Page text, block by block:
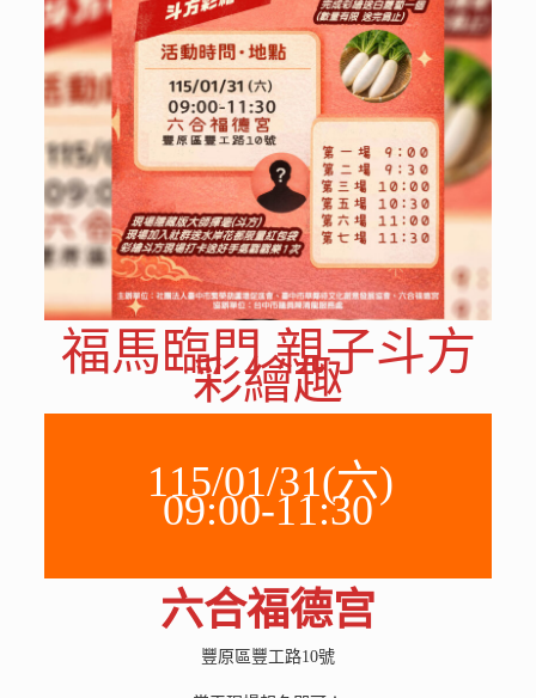
福馬臨門 親子斗方
彩繪趣
115/01/31(六)
09:00-11:30
六合福德宫
豐原區豐工路10號